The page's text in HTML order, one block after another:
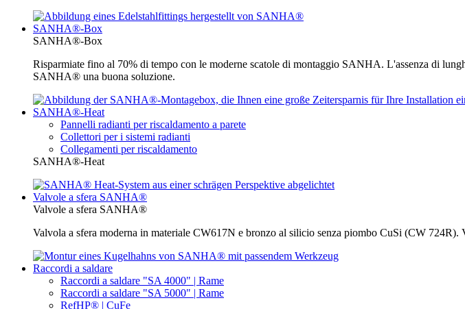
SANHA®-Box
SANHA®-Box
Risparmiate fino al 70% di tempo con le moderne scatole di montaggio SANHA. L'assenza di
SANHA® una buona soluzione.
SANHA®-Heat
Pannelli radianti per riscaldamento a parete
Collettori per i sistemi radianti
Collegamenti per riscaldamento
SANHA®-Heat
Valvole a sfera SANHA®
Valvole a sfera SANHA®
Valvola a sfera moderna in materiale CW617N e bronzo al silicio senza piombo CuSi (CW
Raccordi a saldare
Raccordi a saldare "SA 4000" | Rame
Raccordi a saldare "SA 5000" | Rame
RefHP® | CuFe